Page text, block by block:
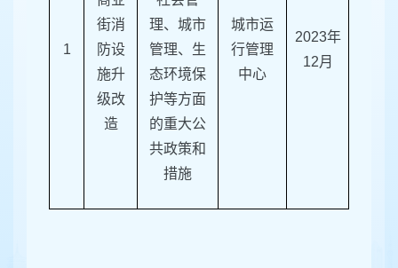
1
街消
防设
施升
级改
造
理、城市
管理、生
态环境保
护等方面
的重大公
共政策和
措施
城市运
行管理
中心
2023年
12月